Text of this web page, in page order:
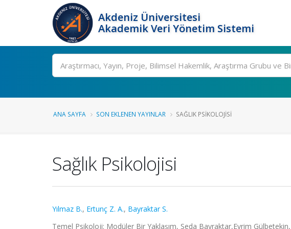
Akdeniz Üniversitesi
Akademik Veri Yönetim Sistemi
Ara
ANA SAYFA SON EKLENEN YAYINLAR SAĞLIK PSIKOLOJISI
Sağlık Psikolojisi
Yılmaz B., Ertunç Z. A., Bayraktar S.
Temel Psikoloji: Modüler Bir Yaklaşım, Seda Bayraktar,Evrim Gülbetekin,